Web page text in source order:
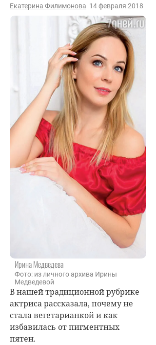
Екатерина Филимонова 14 февраля 2018
Ирина Медведева
Фото: из личного архива Ирины
Медведевой
В нашей традиционной рубрике
актриса рассказала, почему не
стала вегетарианкой и как
избавилась от пигментных
пятен.